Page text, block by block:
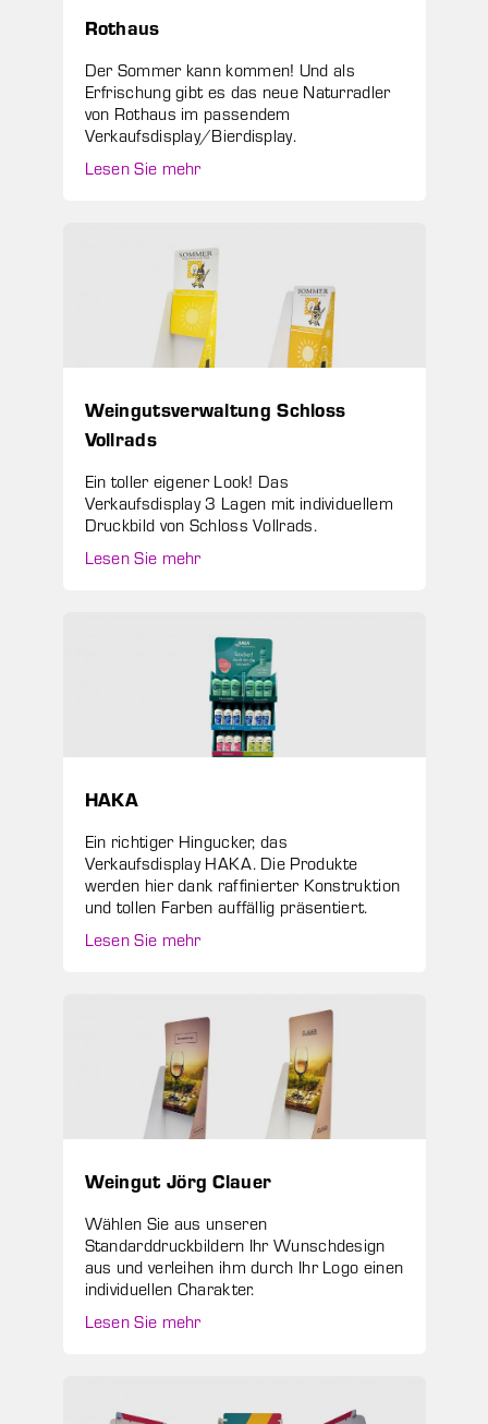
Rothaus
Der Sommer kann kommen! Und als
Erfrischung gibt es das neue Naturradler
von Rothaus im passendem
Verkaufsdisplay/Bierdisplay.
Lesen Sie mehr
Weingutsverwaltung Schloss
Vollrads
Ein toller eigener Look! Das
Verkaufsdisplay 3 Lagen mit individuellem
Druckbild von Schloss Vollrads.
Lesen Sie mehr
HAKA
Ein richtiger Hingucker, das
Verkaufsdisplay HAKA. Die Produkte
werden hier dank raffinierter Konstruktion
und tollen Farben auffällig präsentiert.
Lesen Sie mehr
Weingut Jörg Clauer
Wählen Sie aus unseren
Standarddruckbildern Ihr Wunschdesign
aus und verleihen ihm durch Ihr Logo einen
individuellen Charakter.
Lesen Sie mehr